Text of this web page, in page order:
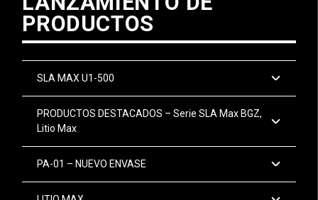
PRODUCTOS
SLA MAX U1-500
PRODUCTOS DESTACADOS – Serie SLA Max BGZ,
Litio Max
PA-01 – NUEVO ENVASE